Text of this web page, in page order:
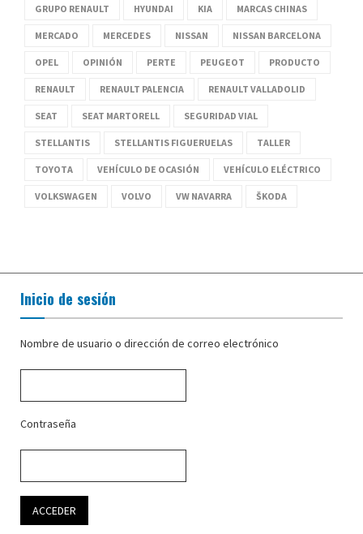
GRUPO RENAULT HYUNDAI KIA MARCAS CHINAS
MERCADO MERCEDES NISSAN NISSAN BARCELONA
OPEL OPINIÓN PERTE PEUGEOT PRODUCTO
RENAULT RENAULT PALENCIA RENAULT VALLADOLID
SEAT SEAT MARTORELL SEGURIDAD VIAL
STELLANTIS STELLANTIS FIGUERUELAS TALLER
TOYOTA VEHÍCULO DE OCASIÓN VEHÍCULO ELÉCTRICO
VOLKSWAGEN VOLVO VW NAVARRA ŠKODA
Inicio de sesión
Nombre de usuario o dirección de correo electrónico
Contraseña